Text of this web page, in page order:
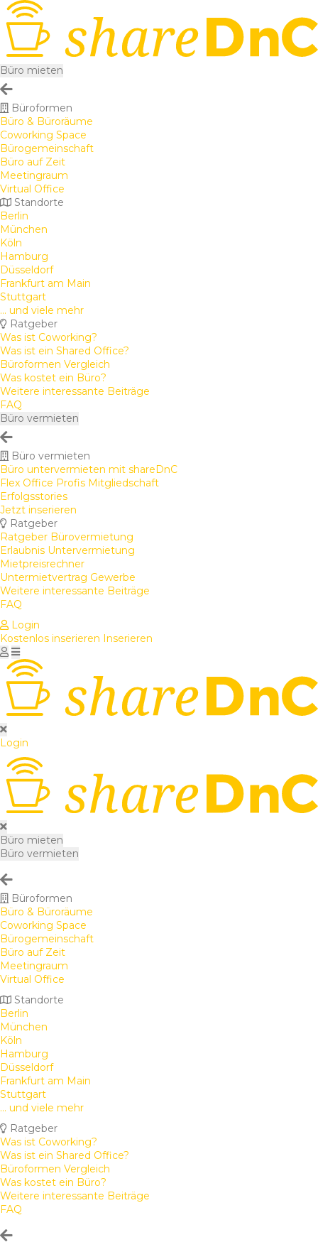
Büro mieten
Büroformen
Büro & Büroräume
Coworking Space
Bürogemeinschaft
Büro auf Zeit
Meetingraum
Virtual Office
Standorte
Berlin
München
Köln
Hamburg
Düsseldorf
Frankfurt am Main
Stuttgart
... und viele mehr
Ratgeber
Was ist Coworking?
Was ist ein Shared Office?
Büroformen Vergleich
Was kostet ein Büro?
Weitere interessante Beiträge
FAQ
Büro vermieten
Büro vermieten
Büro untervermieten mit shareDnC
Flex Office Profis Mitgliedschaft
Erfolgsstories
Jetzt inserieren
Ratgeber
Ratgeber Bürovermietung
Erlaubnis Untervermietung
Mietpreisrechner
Untermietvertrag Gewerbe
Weitere interessante Beiträge
FAQ
Login
Kostenlos inserieren Inserieren
Login
Büro mieten
Büro vermieten
Büroformen
Büro & Büroräume
Coworking Space
Bürogemeinschaft
Büro auf Zeit
Meetingraum
Virtual Office
Standorte
Berlin
München
Köln
Hamburg
Düsseldorf
Frankfurt am Main
Stuttgart
... und viele mehr
Ratgeber
Was ist Coworking?
Was ist ein Shared Office?
Büroformen Vergleich
Was kostet ein Büro?
Weitere interessante Beiträge
FAQ